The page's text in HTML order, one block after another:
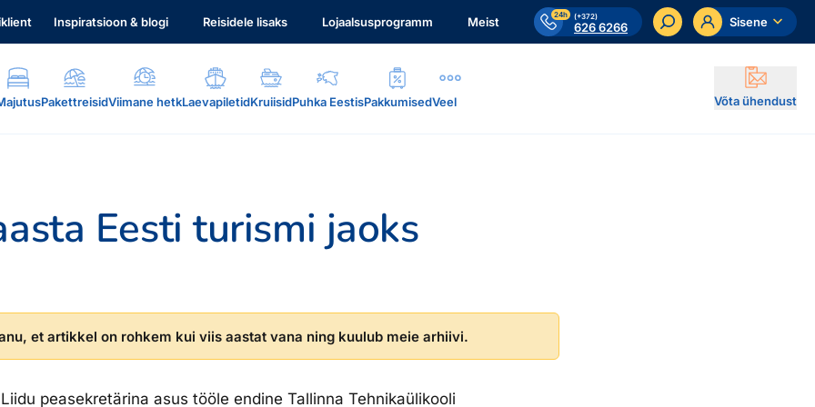
Inspiratsioon & blogi Reisidele lisaks Lojaalsusprogramm Meist 24h (+372)
626 6266 Sisene
PakettreisidViimane hetkLaevapiletidKruiisidPuhka EestisPakkumisedVeel Võta ühendust
Eesti turismi jaoks
et artikkel on rohkem kui viis aastat vana ning kuulub meie arhiivi.
peasekretärina asus tööle endine Tallinna Tehnikaülikooli